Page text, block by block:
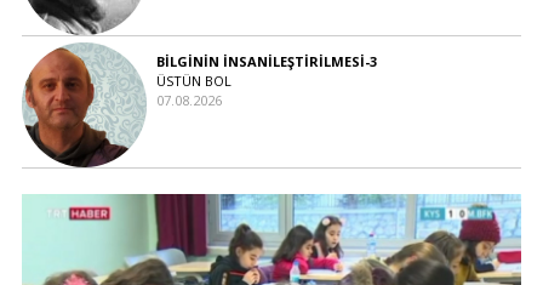
BİLGİNİN İNSANİLEŞTİRİLMESİ-3
ÜSTÜN BOL
07.08.2026